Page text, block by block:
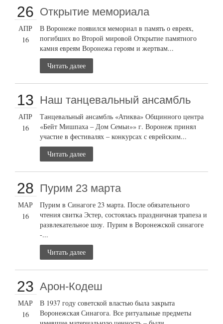
26
АПР
16
Открытие мемориала
В Воронеже появился мемориал в память о евреях,
погибших во Второй мировой Открытие памятного
камня евреям Воронежа героям и жертвам...
Читать далее
13
АПР
16
Наш танцевальный ансамбль
Танцевальный ансамбль «Атиква» Общинного центра
«Бейт Мишпаха – Дом Семьи»» г. Воронеж принял
участие в фестивалях – конкурсах с еврейским...
Читать далее
28
МАР
16
Пурим 23 марта
Пурим в Синагоге 23 марта. После обязательного
чтения свитка Эстер, состоялась праздничная трапеза и
развлекательное шоу. Пурим в Воронежской синагоге
-...
Читать далее
23
МАР
16
Арон-Кодеш
В 1937 году советской властью была закрыта
Воронежская Синагога. Все ритуальные предметы